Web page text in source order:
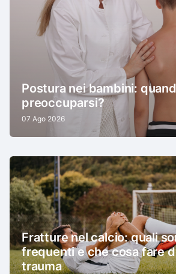
Postura nei bambini:
preoccuparsi?
07 Ago 2026
Fratture nel calcio: quali
frequenti e che cosa fare
trauma